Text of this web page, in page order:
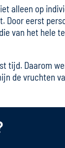
alleen op
Door eerst
van het hele
tijd. Daarom
de vruchten